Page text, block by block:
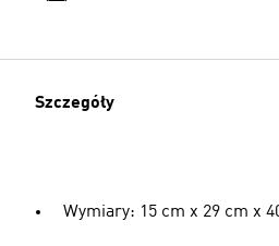
Szczegóły
Wymiary: 15 cm x 29 cm x